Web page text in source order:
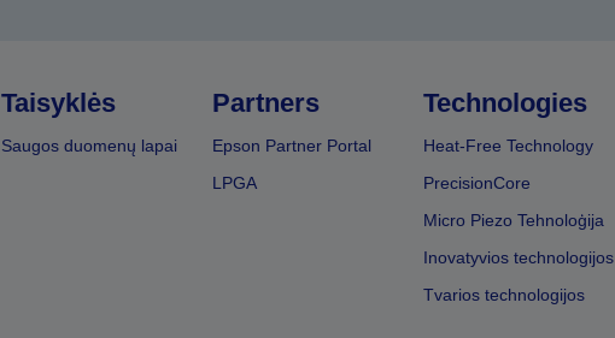
Taisyklės
Saugos duomenų lapai
Partners
Epson Partner Portal
LPGA
Technologies
Heat-Free Technology
PrecisionCore
Micro Piezo Tehnoloģija
Inovatyvios technologijos
Tvarios technologijos